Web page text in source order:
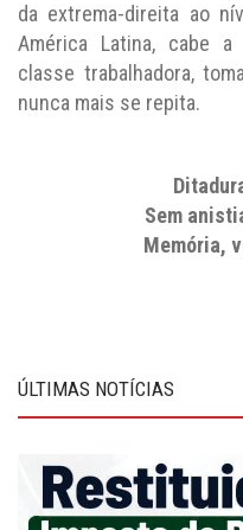
da extrema-direita ao
América Latina, cabe
classe trabalhadora,
nunca mais se repita.
Sem
Memória,
ÚLTIMAS NOTÍCIAS